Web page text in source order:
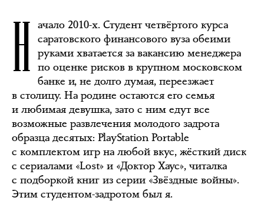
Н ачало 2010-х. Студент четвёртого курса
саратовского финансового вуза обеими
руками хватается за вакансию менеджера
по оценке рисков в крупном московском
банке и, не долго думая, переезжает
в столицу. На родине остаются его семья
и любимая девушка, зато с ним едут все
возможные развлечения молодого задрота
образца десятых: PlayStation Portable
с комплектом игр на любой вкус, жёсткий диск
с сериалами «Lost» и «Доктор Хаус», читалка
с подборкой книг из серии «Звёздные войны».
Этим студентом-задротом был я.